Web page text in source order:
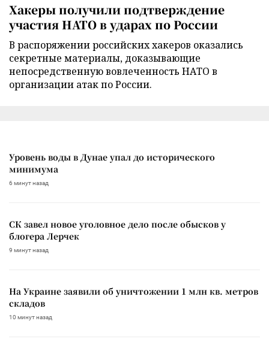
Хакеры получили подтверждение
участия НАТО в ударах по России
В распоряжении российских хакеров оказались
секретные материалы, доказывающие
непосредственную вовлеченность НАТО в
организации атак по России.
Уровень воды в Дунае упал до исторического
минимума
6 минут назад
СК завел новое уголовное дело после обысков у
блогера Лерчек
9 минут назад
На Украине заявили об уничтожении 1 млн кв. метров
складов
10 минут назад